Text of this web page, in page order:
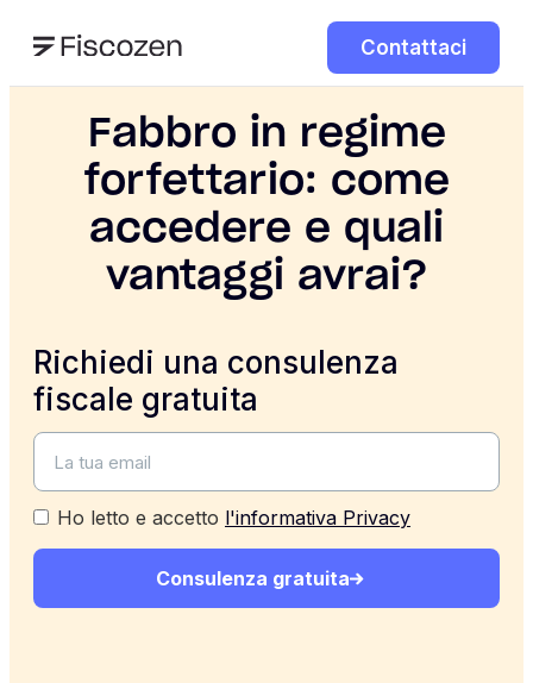
Contattaci
Fabbro in regime
forfettario: come
accedere e quali
vantaggi avrai?
Richiedi una consulenza
fiscale gratuita
Ho letto e accetto l'informativa Privacy
Consulenza gratuita